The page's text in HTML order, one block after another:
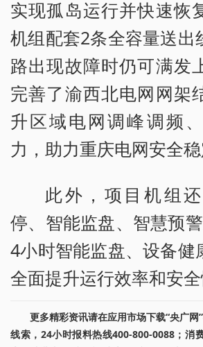
实现孤岛运行并快速恢
机组配套2条全容量送出
路出现故障时仍可满发
完善了渝西北电网网架
升区域电网调峰调频
力，助力重庆电网安全稳
此外，项目机组
停、智能监盘、智慧预
4小时智能监盘、设备健
全面提升运行效率和安全
更多精彩资讯请在应用市场下载“央广
线索，24小时报料热线400-800-0088；消